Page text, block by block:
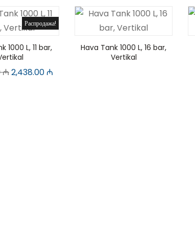
Распродажа!
1000 L, 11 bar,
₼2,438.00 ₼
Hava Tank 1000 L, 16 bar,
Vertikal